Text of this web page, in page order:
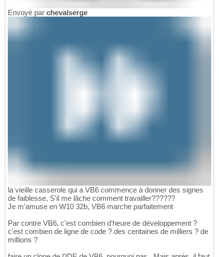
Envoyé par chevalserge
la vieille casserole qui a VB6 commence à donner des signes
de faiblesse, S'il me lâche comment travailler??????
Je m'amuse en W10 32b, VB6 marche parfaitement
Par contre VB6, c'est combien d'heure de développement ?
c'est combien de ligne de code ? des centaines de milliers ? de
millions ?